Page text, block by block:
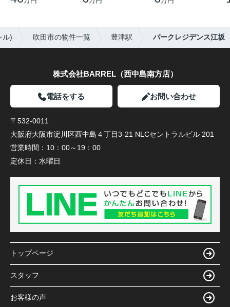
ル) 吹田市の物件一覧 豊津駅 パークレジデンス江坂
株式会社BARREL（西中島南方店）
電話をする お問い合わせ
〒532-0011
大阪府大阪市淀川区西中島４丁目3-21 NLCセントラルビル 201
営業時間： 10：00～19：00
定休日： 水曜日
トップページ
スタッフ
お客様の声